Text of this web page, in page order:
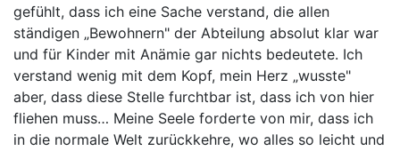
gefühlt, dass ich eine Sache verstand, die allen
ständigen „Bewohnern" der Abteilung absolut klar war
und für Kinder mit Anämie gar nichts bedeutete. Ich
verstand wenig mit dem Kopf, mein Herz „wusste"
aber, dass diese Stelle furchtbar ist, dass ich von hier
fliehen muss… Meine Seele forderte von mir, dass ich
in die normale Welt zurückkehre, wo alles so leicht und